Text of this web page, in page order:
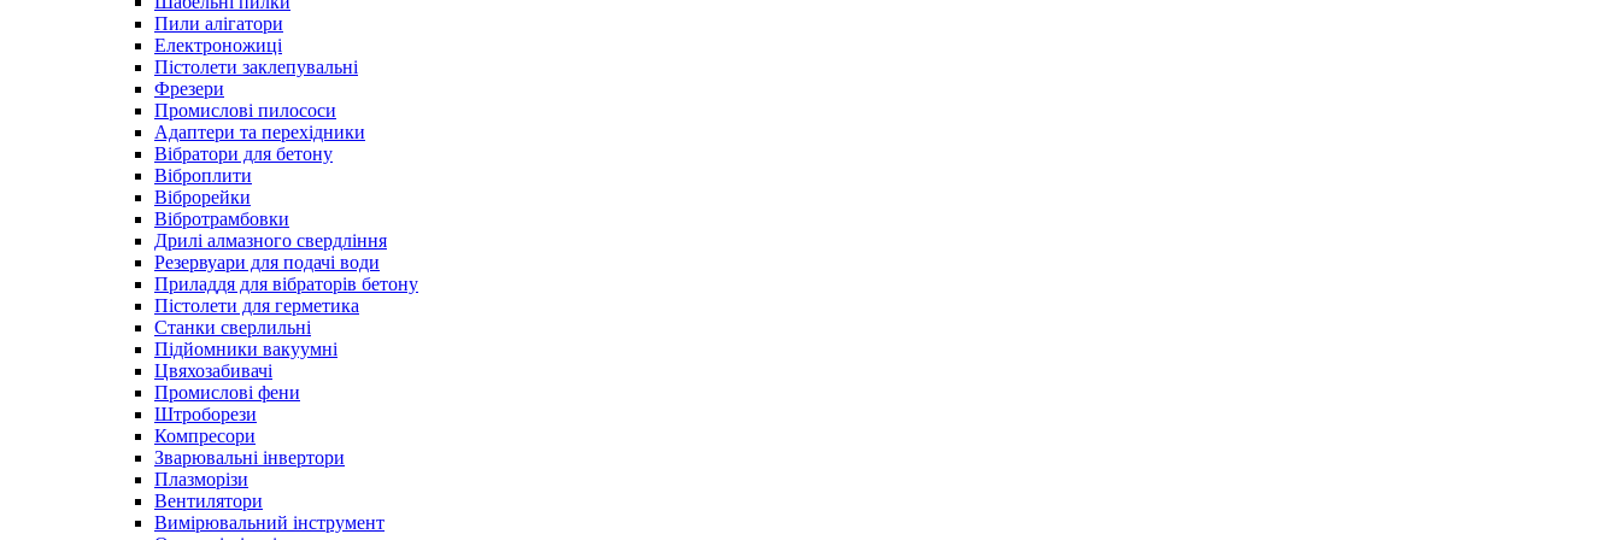
Пили алігатори
Електроножиці
Пістолети заклепувальні
Фрезери
Промислові пилососи
Адаптери та перехідники
Вібратори для бетону
Віброплити
Віброрейки
Вібротрамбовки
Дрилі алмазного свердління
Резервуари для подачі води
Приладдя для вібраторів бетону
Пістолети для герметика
Станки сверлильні
Підйомники вакуумні
Цвяхозабивачі
Промислові фени
Штроборези
Компресори
Зварювальні інвертори
Плазморізи
Вентилятори
Вимірювальний інструмент